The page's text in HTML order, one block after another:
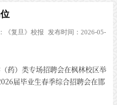
《复旦》校报 发布时间：2026-05-
药）类专场招聘会在枫林校区举
届毕业生春季综合招聘会在邯